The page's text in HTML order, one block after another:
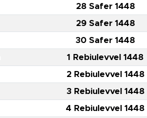
28 Safer 1448
29 Safer 1448
30 Safer 1448
1 Rebiulevvel 1448
2 Rebiulevvel 1448
3 Rebiulevvel 1448
4 Rebiulevvel 1448